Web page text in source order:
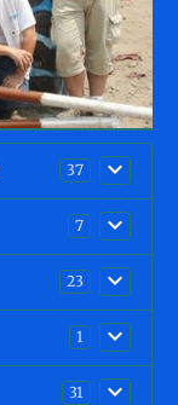
37
7
23
1
31